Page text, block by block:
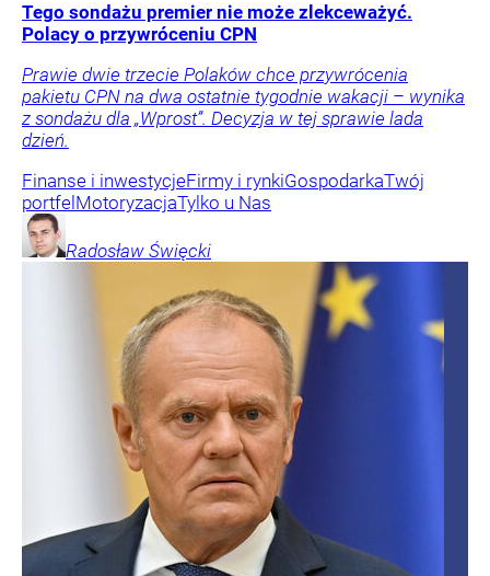
Tego sondażu premier nie może zlekceważyć.
Polacy o przywróceniu CPN
Prawie dwie trzecie Polaków chce przywrócenia
pakietu CPN na dwa ostatnie tygodnie wakacji – wynika
z sondażu dla „Wprost”. Decyzja w tej sprawie lada
dzień.
Finanse i inwestycjeFirmy i rynkiGospodarkaTwój
portfel MotoryzacjaTylko u Nas
Radosław Święcki